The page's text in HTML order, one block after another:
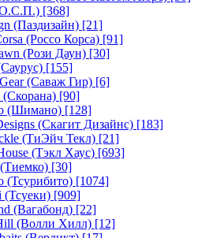
[368]
(Паздизайн) [21]
(Россо Корса) [91]
(Рози Даун) [30]
[155]
(Саваж Гир) [6]
[90]
(Шимано) [128]
(Скагит Дизайнс) [183]
(ТиЭйч Текл) [21]
(Тэкл Хаус) [693]
[30]
(Тсурибито) [1074]
(Тсуеки) [909]
(Вагабонд) [22]
(Волли Хилл) [12]